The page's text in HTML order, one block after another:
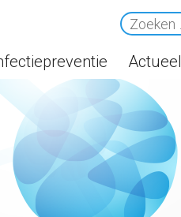
Actueel